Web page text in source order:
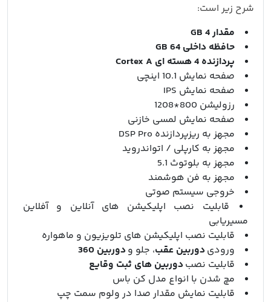
شرح زیر است:
مقدار 4 GB
حافظه داخلی 64 GB
پردازنده 4 هسته ای Cortex A
صفحه نمایش 10.1 اینچی
صفحه نمایش IPS
رزولیشن 800*1208
صفحه نمایش لمسی خازنی
مجهز به ریزپردازنده DSP Pro
مجهز به کارپلی / اتواندروید
مجهز به بلوتوث 5.1
مجهز به فن هوشمند
خروجی سیستم صوتی
قابلیت نصب اپلیکیشن های آنلاین و آفلاین
مسیریابی
قابلیت نصب اپلیکیشن های تلویزیون و ماهواره
ورودیدوربین عقب، جلو ودوربین 360
قابلیت نصبدوربین های ثبت وقایع
مچ شدن با انواع مدل کن باس
قابلیت نمایش مقدار صدا در ولوم سمت چپ